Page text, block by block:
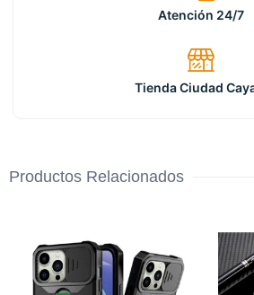
Atención 24/7
Tienda Ciudad
Productos Relacionados